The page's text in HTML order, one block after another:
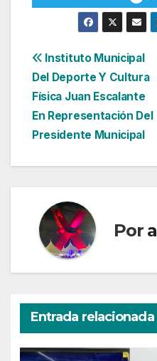
Navegación
de
entradas
Instituto Municipal
Del Deporte Y Cultura
Física Juan Escalante
En Representación Del
Presidente Municipal
Por
Entrada relacionada